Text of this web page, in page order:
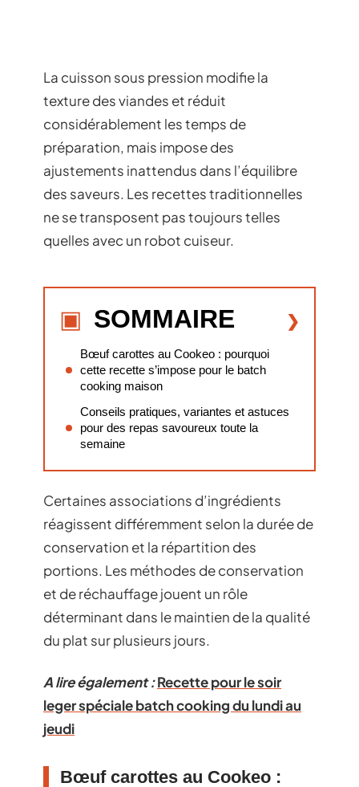
La cuisson sous pression modifie la
texture des viandes et réduit
considérablement les temps de
préparation, mais impose des
ajustements inattendus dans l’équilibre
des saveurs. Les recettes traditionnelles
ne se transposent pas toujours telles
quelles avec un robot cuiseur.
SOMMAIRE
Bœuf carottes au Cookeo : pourquoi
cette recette s’impose pour le batch
cooking maison
Conseils pratiques, variantes et astuces
pour des repas savoureux toute la
semaine
Certaines associations d’ingrédients
réagissent différemment selon la durée de
conservation et la répartition des
portions. Les méthodes de conservation
et de réchauffage jouent un rôle
déterminant dans le maintien de la qualité
du plat sur plusieurs jours.
A lire également :Recette pour le soir
leger spéciale batch cooking du lundi au
jeudi
Bœuf carottes au Cookeo :